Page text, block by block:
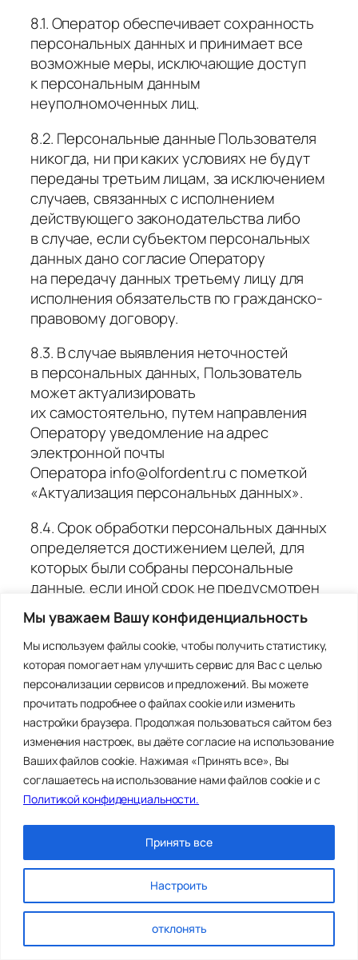
Мы уважаем Вашу конфиденциальность
Мы используем файлы cookie, чтобы получить статистику,
которая помогает нам улучшить сервис для Вас с целью
персонализации сервисов и предложений. Вы можете
прочитать подробнее о файлах cookie или изменить
настройки браузера. Продолжая пользоваться сайтом без
изменения настроек, вы даёте согласие на использование
Ваших файлов cookie. Нажимая «Принять все», Вы
соглашаетесь на использование нами файлов cookie и с
Политикой конфиденциальности.
Настроить
отклонять
Принять все
8.1. Оператор обеспечивает сохранность
персональных данных и принимает все
возможные меры, исключающие доступ
к персональным данным
неуполномоченных лиц.
8.2. Персональные данные Пользователя
никогда, ни при каких условиях не будут
переданы третьим лицам, за исключением
случаев, связанных с исполнением
действующего законодательства либо
в случае, если субъектом персональных
данных дано согласие Оператору
на передачу данных третьему лицу для
исполнения обязательств по гражданско-
правовому договору.
8.3. В случае выявления неточностей
в персональных данных, Пользователь
может актуализировать
их самостоятельно, путем направления
Оператору уведомление на адрес
электронной почты
Оператора info@olfordent.ru с пометкой
«Актуализация персональных данных».
8.4. Срок обработки персональных данных
определяется достижением целей, для
которых были собраны персональные
данные, если иной срок не предусмотрен
договором или действующим
законодательством.
Пользователь может в любой момент
отозвать свое согласие на обработку
персональных данных, направив
Оператору уведомление посредством
электронной почты на электронный адрес
Оператора info@olfordent.ru с пометкой
«Отзыв согласия на обработку
персональных данных».
8.5. Вся информация, которая собирается
сторонними сервисами, в том числе
платежными системами, средствами
связи и другими поставщиками услуг,
хранится и обрабатывается указанными
лицами (Операторами) в соответствии
с их Пользовательским соглашением